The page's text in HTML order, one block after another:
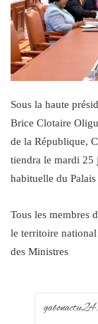
Sous la haute
Brice Clotaire
de la République,
tiendra le mardi 25
habituelle du
Tous les membres
le territoire
des Ministres